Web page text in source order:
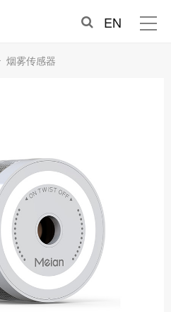
EN
烟雾传感器